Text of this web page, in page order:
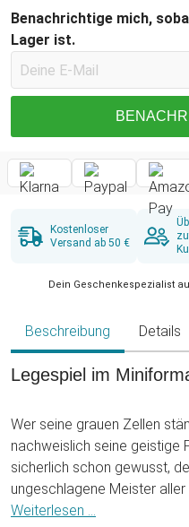
Benachrichtige mich,
Lager ist.
Kostenloser
Versand ab 50 €
Dein Geschenkespezialist
Beschreibung Details
Legespiel im
Wer seine grauen Zellen
nachweislich seine geistige
sicherlich schon gewusst,
ungeschlagene Meister aller
in Deinem Umfeld. All die
Weiterlesen ...